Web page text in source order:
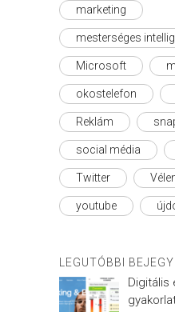
marketing
mesterséges
Microsoft
okostelefon
Reklám
social média
Twitter
youtube
LEGUTÓBBI
Digitális